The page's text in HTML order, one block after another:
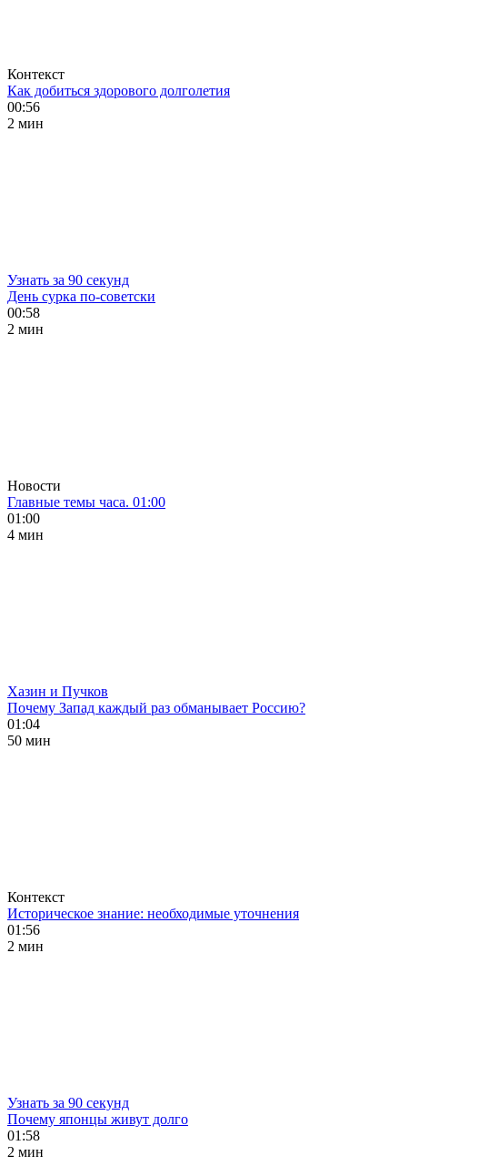
Контекст
Как добиться здорового долголетия
00:56
2 мин
Узнать за 90 секунд
День сурка по-советски
00:58
2 мин
Новости
Главные темы часа. 01:00
01:00
4 мин
Хазин и Пучков
Почему Запад каждый раз обманывает Россию?
01:04
50 мин
Контекст
Историческое знание: необходимые уточнения
01:56
2 мин
Узнать за 90 секунд
Почему японцы живут долго
01:58
2 мин